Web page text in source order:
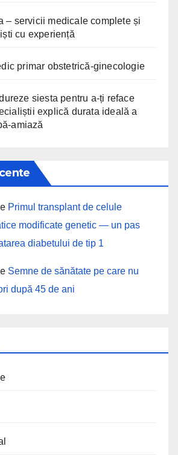
– servicii medicale complete și
cu experiență
primar obstetrică-ginecologie
siesta pentru a-ți reface
explică durata ideală a
amiază
Primul transplant de celule
modificate genetic — un pas
diabetului de tip 1
Semne de sănătate pe care nu
după 45 de ani